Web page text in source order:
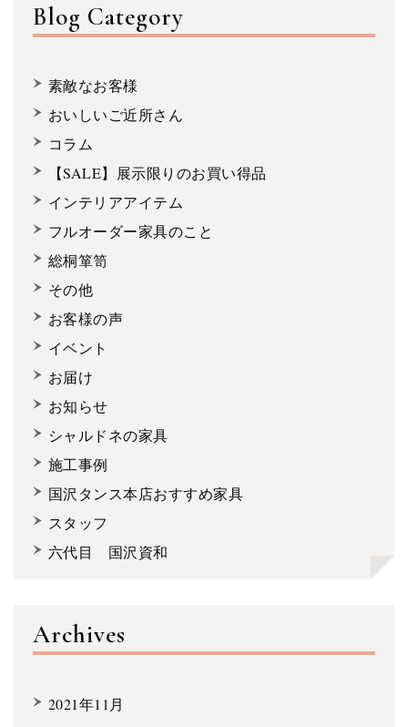
Blog Category
素敵なお客様
おいしいご近所さん
コラム
【SALE】展示限りのお買い得品
インテリアアイテム
フルオーダー家具のこと
総桐箪笥
その他
お客様の声
イベント
お届け
お知らせ
シャルドネの家具
施工事例
国沢タンス本店おすすめ家具
スタッフ
六代目 国沢資和
Archives
2021年11月